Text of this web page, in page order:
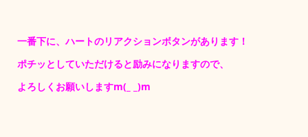
一番下に、ハートのリアクションボタンがあります！
ポチッとしていただけると励みになりますので、
よろしくお願いしますm(_ _)m